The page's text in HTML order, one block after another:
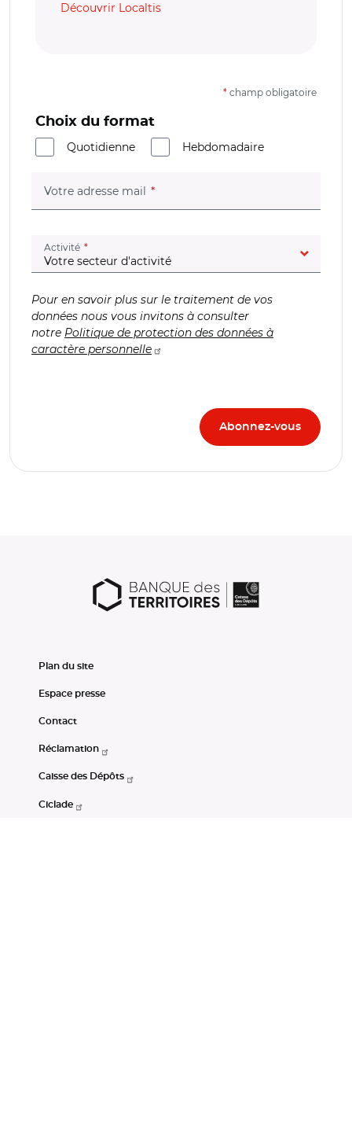
Découvrir Localtis
* champ obligatoire
Choix du format
Quotidienne
Hebdomadaire
Votre adresse mail (champ obligatoire)
Activité (champ obligatoire)
Pour en savoir plus sur le traitement de vos
données nous vous invitons à consulter
notre Politique de protection des données à
caractère personnelle
Plan du site
Espace presse
Contact
Réclamation
Caisse des Dépôts
Ciclade